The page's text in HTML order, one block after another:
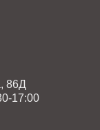
86Д
17:00